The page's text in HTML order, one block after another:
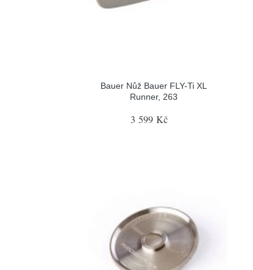
Bauer Nůž Bauer FLY-Ti XL
Runner, 263
3 599 Kč